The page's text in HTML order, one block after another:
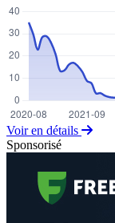
Voir en détails
Sponsorisé